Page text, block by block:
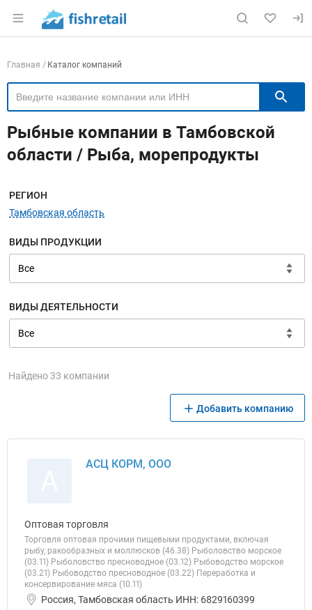
Раздел навигации по сайту fishretail.ru
Навигация по компаниям
Главная Каталог компаний
Рыбные компании в Тамбовской
области / Рыба, морепродукты
Меню навигации
РЕГИОН
Тамбовская область
ВИДЫ ПРОДУКЦИИ
ВИДЫ ДЕЯТЕЛЬНОСТИ
Найдено 33 компании
Добавить компанию
АСЦ КОРМ, ООО
Оптовая торговля
Торговля оптовая прочими пищевыми продуктами, включая
рыбу, ракообразных и моллюсков (46.38) Рыболовство морское
(03.11) Рыболовство пресноводное (03.12) Рыбоводство морское
(03.21) Рыбоводство пресноводное (03.22) Переработка и
консервирование мяса (10.11)
Россия, Тамбовская область ИНН: 6829160399